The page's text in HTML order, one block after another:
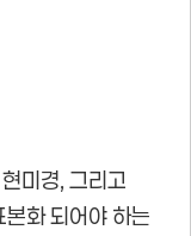
미경, 그리고
화 되어야 하는